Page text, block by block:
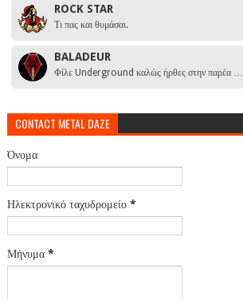
ROCK STAR
Τι πας και θυμάσαι.
BALADEUR
Φίλε Underground καλώς ήρθες στην παρέα …
CONTACT METAL DAZE
Όνομα
Ηλεκτρονικό ταχυδρομείο *
Μήνυμα *